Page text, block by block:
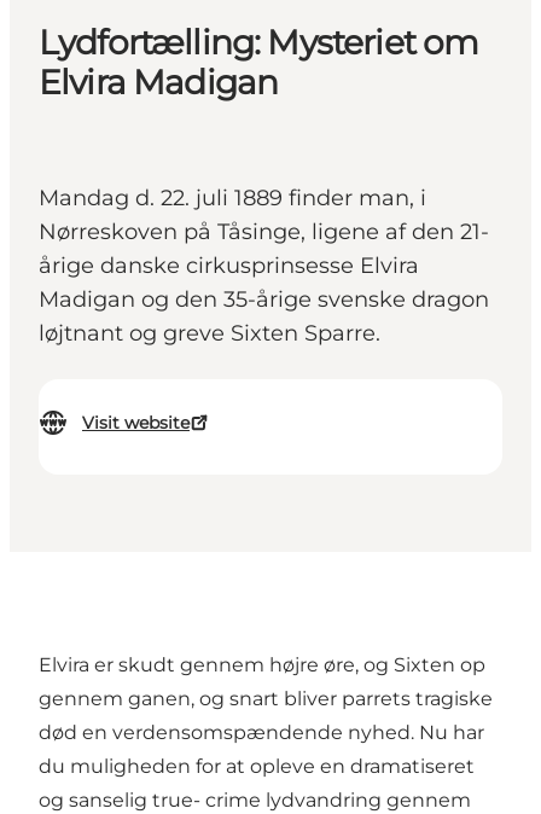
Lydfortælling: Mysteriet om
Elvira Madigan
Mandag d. 22. juli 1889 finder man, i
Nørreskoven på Tåsinge, ligene af den 21-
årige danske cirkusprinsesse Elvira
Madigan og den 35-årige svenske dragon
løjtnant og greve Sixten Sparre.
Visit website
Elvira er skudt gennem højre øre, og Sixten op
gennem ganen, og snart bliver parrets tragiske
død en verdensomspændende nyhed. Nu har
du muligheden for at opleve en dramatiseret
og sanselig true- crime lydvandring gennem